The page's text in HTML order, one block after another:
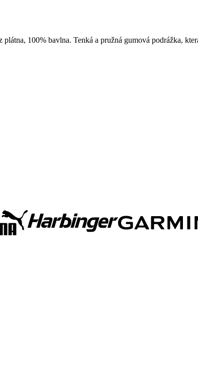
100% bavlna. Tenká a pružná gumová podrážka,